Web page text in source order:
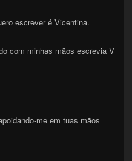
escrever é Vicentina.
com minhas mãos escrevia V
me em tuas mãos